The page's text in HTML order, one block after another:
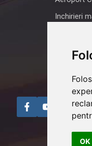
OK
Inchirieri
Despre noi